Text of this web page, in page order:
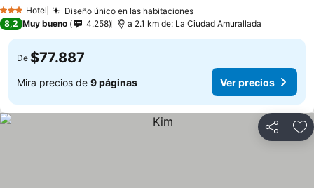
3 Estrellas
Hotel Diseño único en las habitaciones
8,2 Muy bueno 4.258 a 2.1 km de: La Ciudad Amurallada
De $77.887
Mira precios de 9 páginas Ver precios
Compartir